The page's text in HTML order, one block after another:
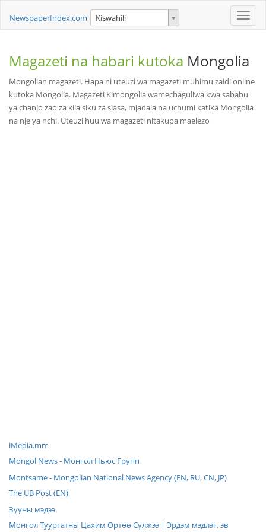
Toggle
NewspaperIndex.com Kiswahili
Magazeti na habari kutoka Mongolia
Mongolian magazeti. Hapa ni uteuzi wa magazeti muhimu zaidi online
kutoka Mongolia. Magazeti Kimongolia wamechaguliwa kwa sababu
ya chanjo zao za kila siku za siasa, mjadala na uchumi katika Mongolia
na nje ya nchi. Uteuzi huu wa magazeti nitakupa maelezo
iMedia.mm
Mongol News - Монгол Ньюс Групп
Montsame - Mongolian National News Agency (EN, RU, CN, JP)
The UB Post (EN)
Зууны мэдээ
Монгол Туургатны Цахим Өртөө Сүлжээ | Эрдэм мэдлэг, эв